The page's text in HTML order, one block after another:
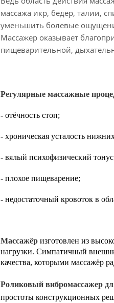
массажа икр, бедер, талии,
уменьшить болевые
Массажер оказывает
пищеварительной,
Регулярные массажные
- отёчность стоп;
- хроническая усталость
- вялый психофизический
- плохое пищеварение;
- недостаточный кровоток в
Массажёр изготовлен из
нагрузки. Симпатичный
качества, которыми массажёр
Роликовый вибромассажер
простоты конструкционных